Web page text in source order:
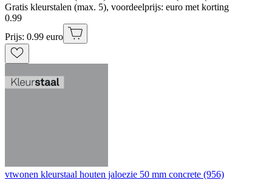
Gratis kleurstalen (max. 5), voordeelprijs: euro met korting
0.99
Prijs: 0.99 euro
vtwonen kleurstaal houten jaloezie 50 mm concrete (956)